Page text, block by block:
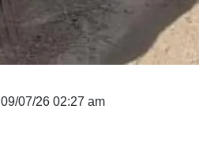
09/07/26 02:27 am